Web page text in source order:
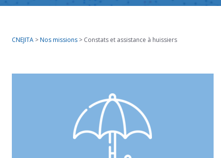
CNEJITA>Nos missions> Constats et assistance à huissiers